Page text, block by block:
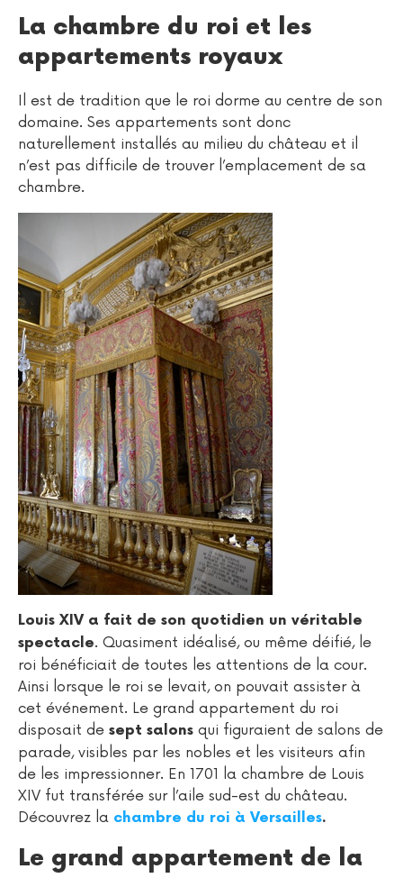
La chambre du roi et les
appartements royaux
Il est de tradition que le roi dorme au centre de son
domaine. Ses appartements sont donc
naturellement installés au milieu du château et il
n’est pas difficile de trouver l’emplacement de sa
chambre.
Louis XIV a fait de son quotidien un véritable
spectacle. Quasiment idéalisé, ou même déifié, le
roi bénéficiait de toutes les attentions de la cour.
Ainsi lorsque le roi se levait, on pouvait assister à
cet événement. Le grand appartement du roi
disposait de sept salons qui figuraient de salons de
parade, visibles par les nobles et les visiteurs afin
de les impressionner. En 1701 la chambre de Louis
XIV fut transférée sur l’aile sud-est du château.
Découvrez la chambre du roi à Versailles.
Le grand appartement de la